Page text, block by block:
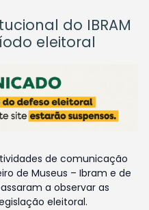
do IBRAM
eleitoral
de comunicação
de Museus – Ibram e de
a observar as
eleitoral.